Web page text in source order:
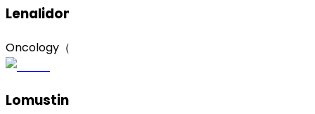
Lenalidomide (Form A)（来那度胺，A 晶型）
Oncology（肿瘤）
Lomustine（洛莫司汀）